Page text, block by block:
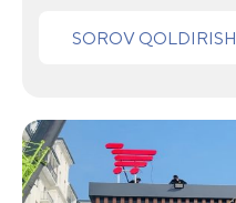
SOROV QOLDIRISH